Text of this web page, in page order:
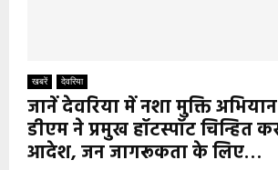
खबरें देवरिया
जानें देवरिया में नशा मुक्ति
डीएम ने प्रमुख हॉटस्पॉट चिन्हित
आदेश, जन जागरूकता के लिए…